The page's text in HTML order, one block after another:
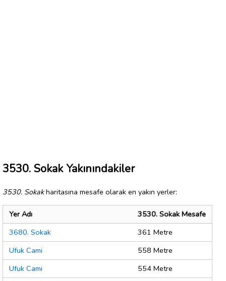
3530. Sokak Yakınındakiler
3530. Sokakharitasına mesafe olarak en yakın yerler:
Yer Adı
3530. Sokak Mesafe
3680. Sokak
361 Metre
Ufuk Cami
558 Metre
Ufuk Cami
554 Metre